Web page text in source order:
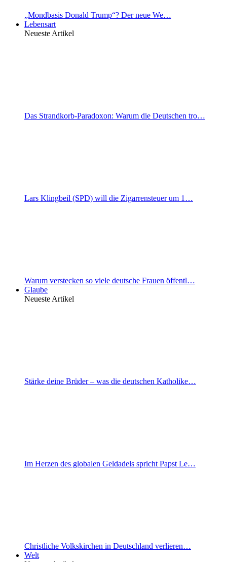
„Mondbasis Donald Trump“? Der neue We…
Lebensart
Neueste Artikel
Das Strandkorb-Paradoxon: Warum die Deutschen tro…
Lars Klingbeil (SPD) will die Zigarrensteuer um 1…
Warum verstecken so viele deutsche Frauen öffentl…
Glaube
Neueste Artikel
Stärke deine Brüder – was die deutschen Katholike…
Im Herzen des globalen Geldadels spricht Papst Le…
Christliche Volkskirchen in Deutschland verlieren…
Welt